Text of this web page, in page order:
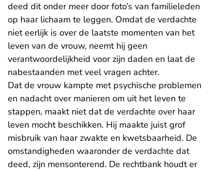
deed dit onder meer door foto’s van familieleden
op haar lichaam te leggen. Omdat de verdachte
niet eerlijk is over de laatste momenten van het
leven van de vrouw, neemt hij geen
verantwoordelijkheid voor zijn daden en laat de
nabestaanden met veel vragen achter.
Dat de vrouw kampte met psychische problemen
en nadacht over manieren om uit het leven te
stappen, maakt niet dat de verdachte over haar
leven mocht beschikken. Hij maakte juist grof
misbruik van haar zwakte en kwetsbaarheid. De
omstandigheden waaronder de verdachte dat
deed, zijn mensonterend. De rechtbank houdt er